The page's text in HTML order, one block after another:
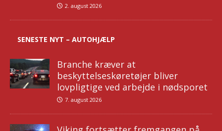
2. august 2026
SENESTE NYT – AUTOHJÆLP
Branche kræver at
beskyttelseskøretøjer bliver
lovpligtige ved arbejde i nødsporet
7. august 2026